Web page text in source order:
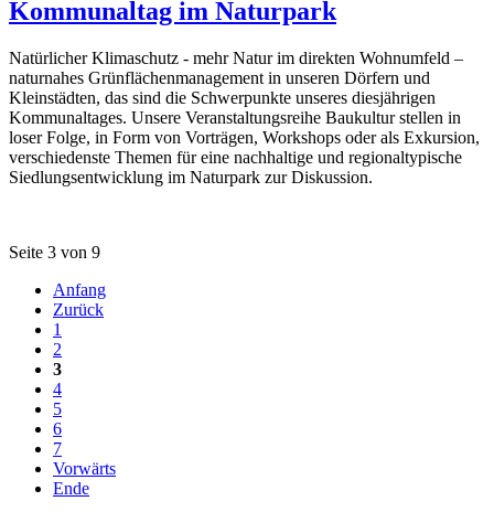
Kommunaltag im Naturpark
Natürlicher Klimaschutz - mehr Natur im direkten Wohnumfeld –
naturnahes Grünflächenmanagement in unseren Dörfern und
Kleinstädten, das sind die Schwerpunkte unseres diesjährigen
Kommunaltages. Unsere Veranstaltungsreihe Baukultur stellen in
loser Folge, in Form von Vorträgen, Workshops oder als Exkursion,
verschiedenste Themen für eine nachhaltige und regionaltypische
Siedlungsentwicklung im Naturpark zur Diskussion.
Seite 3 von 9
Anfang
Zurück
1
2
3
4
5
6
7
Vorwärts
Ende